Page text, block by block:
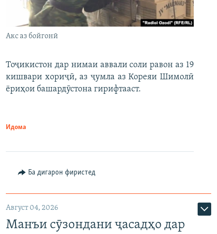
Акс аз бойгонӣ
Тоҷикистон дар нимаи аввали соли равон аз 19
кишвари хориҷӣ, аз ҷумла аз Кореяи Шимолӣ
ёриҳои башардӯстона гирифтааст.
Идома
Ба дигарон фиристед
Август 04, 2026
Манъи сӯзондани ҷасадҳо дар